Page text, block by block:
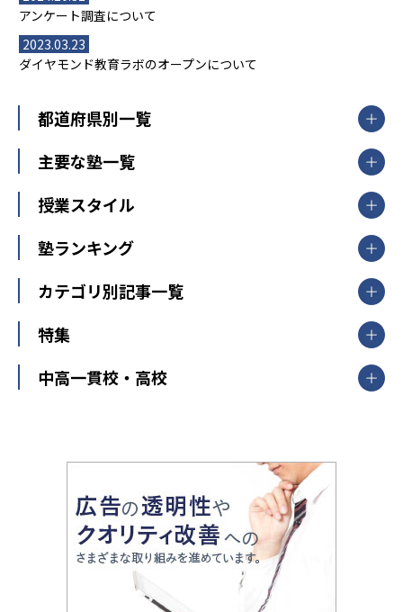
アンケート調査について
2023.03.23
ダイヤモンド教育ラボのオープンについて
都道府県別一覧
北海道・東北
山形県
福島県
関東
東京都
神奈川県
茨城県
栃木県
群馬県
新潟県
中部
愛知県
静岡県
長野県
大阪府
兵庫県 京都府 奈良県
和歌山県
鳥取県
島根県 岡山県 広島県
香川県
高知県
主要な塾一覧
【掲載塾一覧を見る】
東京個別指導学院
明光義塾
個別教室のトライ
武田塾
授業スタイル
個別指導
オンライン指導
塾ランキング
中学受験ランキング
カテゴリ別記事一覧
中学受験
大学受験
教育全般
大学受験塾の選び方
中学受験に熱心な市区町村ランキング
小学校受験
家庭教師
特集
開成番長直伝！子どもの受験を成功させる方法
運動と遊びを考える
情報Ⅰ、数学が苦手な人注目！最短距離の学力
アップ法
悩み多き「大学受験」相談室
英語・英会話・英検対策
小学校教師が解説！中学受験のリアル
中高一貫校・高校
大学入試改革
ママテクエグザム
進化する中高一貫校・高校